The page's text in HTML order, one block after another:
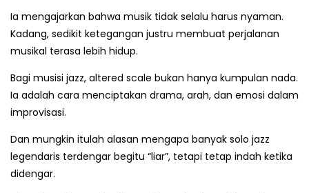
Ia mengajarkan bahwa musik tidak selalu harus nyaman.
Kadang, sedikit ketegangan justru membuat perjalanan
musikal terasa lebih hidup.
Bagi musisi jazz, altered scale bukan hanya kumpulan nada.
Ia adalah cara menciptakan drama, arah, dan emosi dalam
improvisasi.
Dan mungkin itulah alasan mengapa banyak solo jazz
legendaris terdengar begitu “liar”, tetapi tetap indah ketika
didengar.